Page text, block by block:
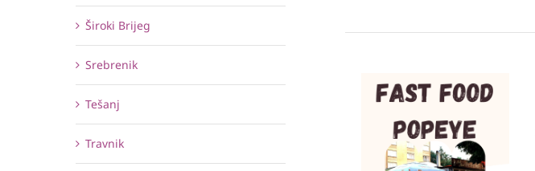
Široki Brijeg
Srebrenik
Tešanj
Travnik